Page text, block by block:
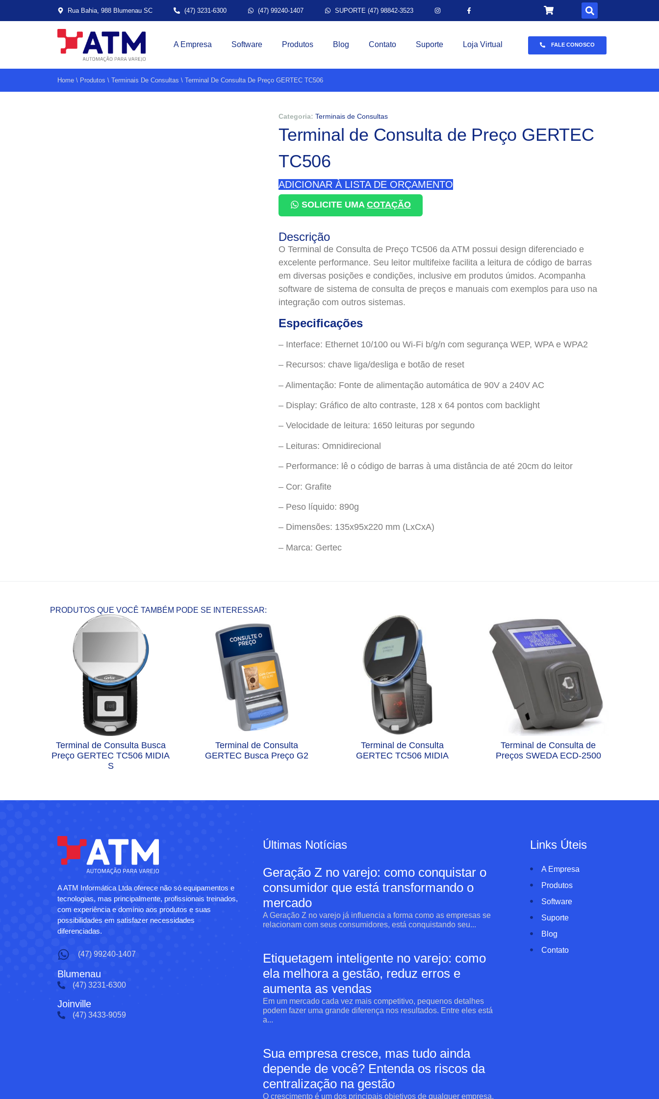
Rua Bahia, 988 Blumenau SC (47) 3231-6300 (47) 99240-1407 SUPORTE (47) 98842-3523
A Empresa Software Produtos Blog Contato Suporte Loja Virtual FALE CONOSCO
Home \ Produtos \ Terminais De Consultas \ Terminal De Consulta De Preço GERTEC TC506
Categoria: Terminais de Consultas
Terminal de Consulta de Preço GERTEC
TC506
ADICIONAR À LISTA DE ORÇAMENTO
SOLICITE UMA COTAÇÃO
Descrição
O Terminal de Consulta de Preço TC506 da ATM possui design diferenciado e
excelente performance. Seu leitor multifeixe facilita a leitura de código de barras
em diversas posições e condições, inclusive em produtos úmidos. Acompanha
software de sistema de consulta de preços e manuais com exemplos para uso na
integração com outros sistemas.
Especificações
– Interface: Ethernet 10/100 ou Wi-Fi b/g/n com segurança WEP, WPA e WPA2
– Recursos: chave liga/desliga e botão de reset
– Alimentação: Fonte de alimentação automática de 90V a 240V AC
– Display: Gráfico de alto contraste, 128 x 64 pontos com backlight
– Velocidade de leitura: 1650 leituras por segundo
– Leituras: Omnidirecional
– Performance: lê o código de barras à uma distância de até 20cm do leitor
– Cor: Grafite
– Peso líquido: 890g
– Dimensões: 135x95x220 mm (LxCxA)
– Marca: Gertec
PRODUTOS QUE VOCÊ TAMBÉM PODE SE INTERESSAR:
Terminal de Consulta Busca
Preço GERTEC TC506 MIDIA
S
Terminal de Consulta
GERTEC Busca Preço G2
Terminal de Consulta
GERTEC TC506 MIDIA
Terminal de Consulta de
Preços SWEDA ECD-2500
A ATM Informática Ltda oferece não só equipamentos e
tecnologias, mas principalmente, profissionais treinados,
com experiência e domínio aos produtos e suas
possibilidades em satisfazer necessidades
diferenciadas.
(47) 99240-1407
Blumenau
(47) 3231-6300
Joinville
(47) 3433-9059
Últimas Notícias
Geração Z no varejo: como conquistar o
consumidor que está transformando o
mercado
A Geração Z no varejo já influencia a forma como as empresas se
relacionam com seus consumidores, está conquistando seu...
Etiquetagem inteligente no varejo: como
ela melhora a gestão, reduz erros e
aumenta as vendas
Em um mercado cada vez mais competitivo, pequenos detalhes
podem fazer uma grande diferença nos resultados. Entre eles está
a...
Sua empresa cresce, mas tudo ainda
depende de você? Entenda os riscos da
centralização na gestão
O crescimento é um dos principais objetivos de qualquer empresa.
Links Úteis
A Empresa
Produtos
Software
Suporte
Blog
Contato